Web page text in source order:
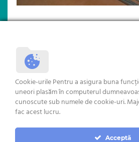
Copyright © 2018
Cookie-urile Pentru a asigura buna
uneori plasăm în computerul
cunoscute sub numele de cookie-uri.
fac acest lucru.
Acceptă